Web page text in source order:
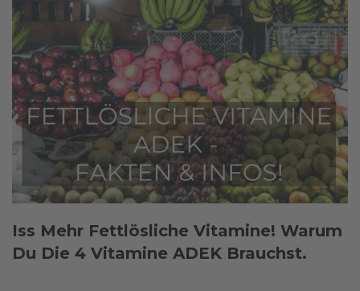
Iss Mehr Fettlösliche Vitamine! Warum
Du Die 4 Vitamine ADEK Brauchst.